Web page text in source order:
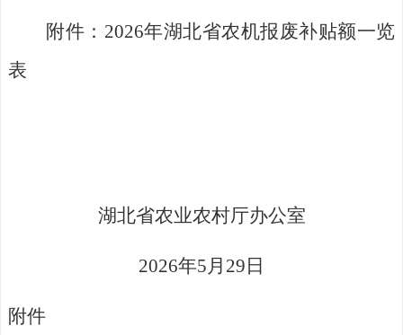
附件： 2026年湖北省农机报废补贴额一览
表
湖北省农业农村厅办公室
2026年5月 29 日
附件